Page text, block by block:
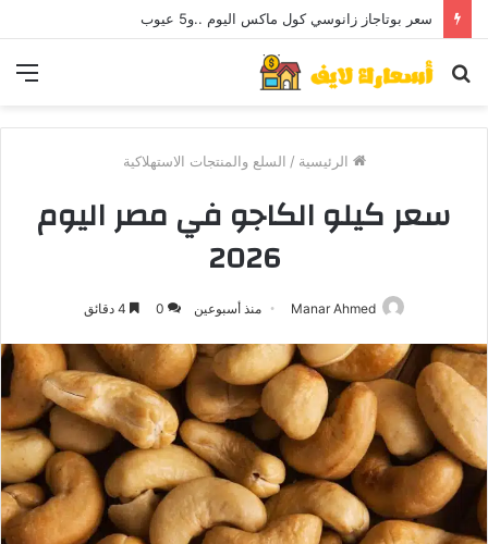
سعر بوتاجاز زانوسي كول ماكس اليوم ..و5 عيوب
بحث
الرئيسية / السلع والمنتجات الاستهلاكية
سعر كيلو الكاجو في مصر اليوم
2026
Manar Ahmed منذ أسبوعين 0